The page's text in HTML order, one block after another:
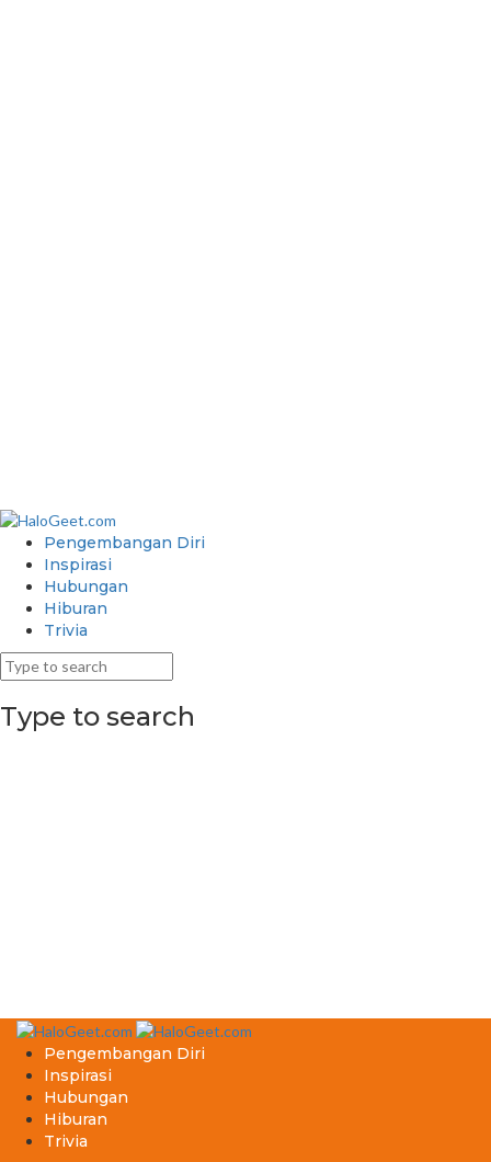
Pengembangan Diri
Inspirasi
Hubungan
Hiburan
Trivia
Type to search
Pengembangan Diri
Inspirasi
Hubungan
Hiburan
Trivia